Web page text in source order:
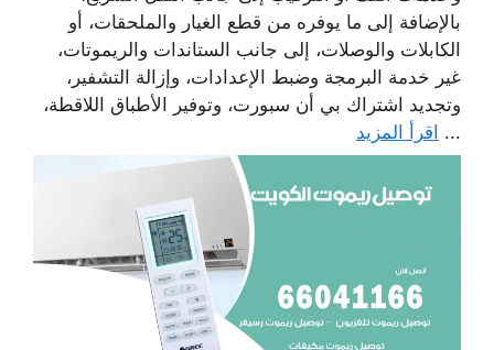
بالإضافة إلى ما يوفره من قطع الغيار والملحقات، أو
الكابلات والوصلات، إلى جانب الستاندات والريموتات،
غير خدمة البرمجة وضبط الإعدادات، وإزالة التشفير،
وتجديد اشتراك بي أن سبورت، وتوفير الأطباق اللاقطة،
... اقرأ المزيد